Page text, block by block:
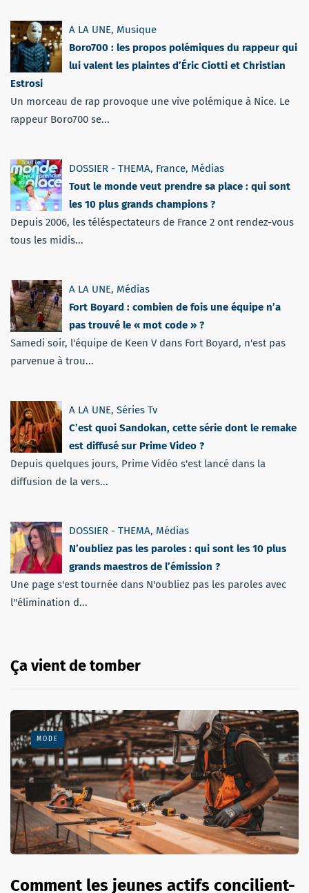
A LA UNE, Musique
Boro700 : les propos polémiques du rappeur qui
lui valent les plaintes d’Éric Ciotti et Christian
Estrosi
Un morceau de rap provoque une vive polémique à Nice. Le
rappeur Boro700 se...
DOSSIER - THEMA, France, Médias
Tout le monde veut prendre sa place : qui sont
les 10 plus grands champions ?
Depuis 2006, les téléspectateurs de France 2 ont rendez-vous
tous les midis...
A LA UNE, Médias
Fort Boyard : combien de fois une équipe n’a
pas trouvé le « mot code » ?
Samedi soir, l'équipe de Keen V dans Fort Boyard, n'est pas
parvenue à trou...
A LA UNE, Séries Tv
C’est quoi Sandokan, cette série dont le remake
est diffusé sur Prime Video ?
Depuis quelques jours, Prime Vidéo s'est lancé dans la
diffusion de la vers...
DOSSIER - THEMA, Médias
N’oubliez pas les paroles : qui sont les 10 plus
grands maestros de l’émission ?
Une page s'est tournée dans N'oubliez pas les paroles avec
l''élimination d...
Ça vient de tomber
MODE
Comment les jeunes actifs concilient-